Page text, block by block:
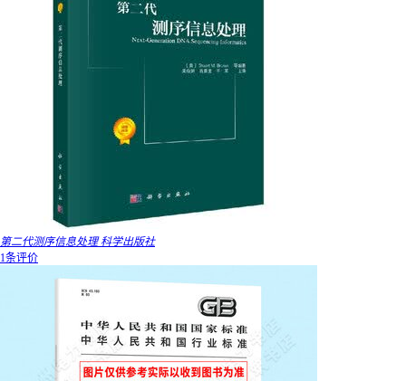
第二代测序信息处理 科学出版社
1条评价